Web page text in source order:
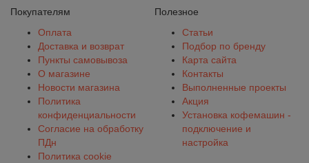
Покупателям
Оплата
Доставка и возврат
Пункты самовывоза
О магазине
Новости магазина
Политика
конфиденциальности
Согласие на обработку
ПДн
Политика cookie
Полезное
Статьи
Подбор по бренду
Карта сайта
Контакты
Выполненные проекты
Акция
Установка кофемашин -
подключение и
настройка